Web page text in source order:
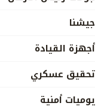
جيشنا
أجهزة القيادة
تحقيق عسكري
يوميات أمنية